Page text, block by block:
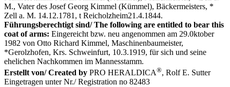
M., Vater des Josef Georg Kimmel (Kümmel), Bäckermeisters, *
Zell a. M. 14.12.1781, t Reicholzheim21.4.1844.
Führungsberechtigt sind/ The following are entitled to bear this
coat of arms: Eingereicht bzw. neu angenommen am 29.0ktober
1982 von Otto Richard Kimmel, Maschinenbaumeister,
*Gerolzhofen, Krs. Schweinfurt, 10.3.1919, für sich und seine
ehelichen Nachkommen im Mannesstamm.
Erstellt von/ Created by PRO HERALDICA®, Rolf E. Sutter
Eingetragen unter Nr./ Registration no 82483